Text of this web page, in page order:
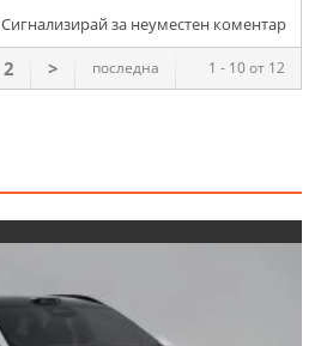
Сигнализирай за неуместен коментар
1 - 10 от 12
2 > последна